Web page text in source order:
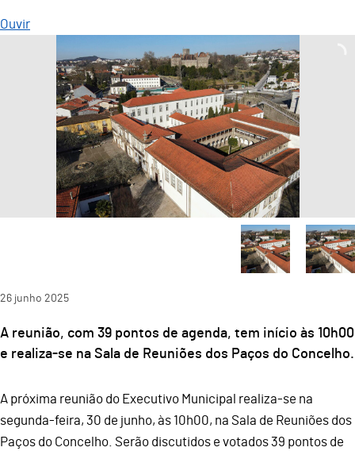
Ouvir
26 junho 2025
A reunião, com 39 pontos de agenda, tem início às 10h00
e realiza-se na Sala de Reuniões dos Paços do Concelho.
A próxima reunião do Executivo Municipal realiza-se na
segunda-feira, 30 de junho, às 10h00, na Sala de Reuniões dos
Paços do Concelho. Serão discutidos e votados 39 pontos de